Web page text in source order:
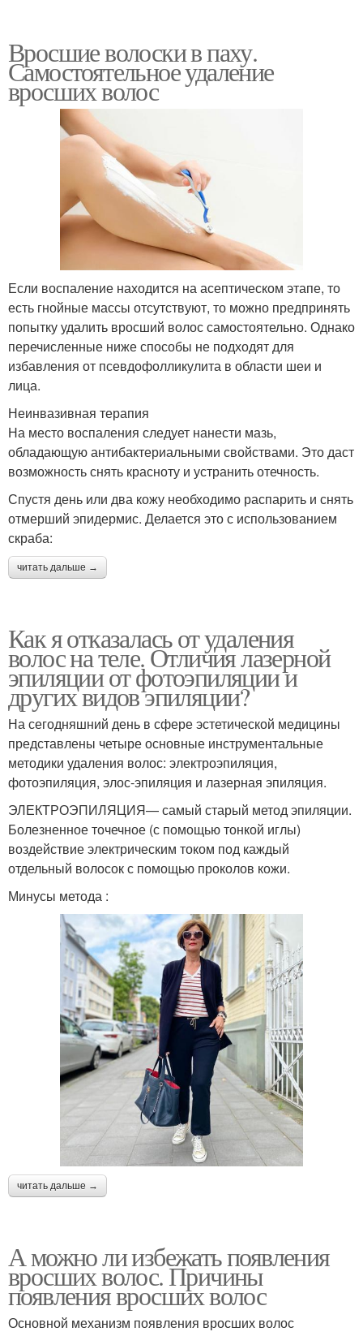
Вросшие волоски в паху.
Самостоятельное удаление
вросших волос
Если воспаление находится на асептическом этапе, то
есть гнойные массы отсутствуют, то можно предпринять
попытку удалить вросший волос самостоятельно. Однако
перечисленные ниже способы не подходят для
избавления от псевдофолликулита в области шеи и
лица.
Неинвазивная терапия
На место воспаления следует нанести мазь,
обладающую антибактериальными свойствами. Это даст
возможность снять красноту и устранить отечность.
Спустя день или два кожу необходимо распарить и снять
отмерший эпидермис. Делается это с использованием
скраба:
читать дальше →
Как я отказалась от удаления
волос на теле. Отличия лазерной
эпиляции от фотоэпиляции и
других видов эпиляции?
На сегодняшний день в сфере эстетической медицины
представлены четыре основные инструментальные
методики удаления волос: электроэпиляция,
фотоэпиляция, элос-эпиляция и лазерная эпиляция.
ЭЛЕКТРОЭПИЛЯЦИЯ— самый старый метод эпиляции.
Болезненное точечное (с помощью тонкой иглы)
воздействие электрическим током под каждый
отдельный волосок с помощью проколов кожи.
Минусы метода :
читать дальше →
А можно ли избежать появления
вросших волос. Причины
появления вросших волос
Основной механизм появления вросших волос